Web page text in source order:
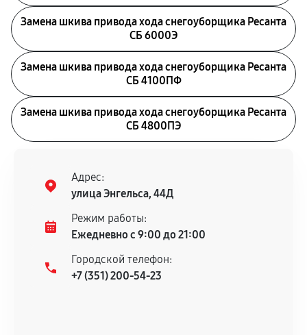
Замена шкива привода хода снегоуборщика Ресанта
СБ 6000Э
Замена шкива привода хода снегоуборщика Ресанта
СБ 4100ПФ
Замена шкива привода хода снегоуборщика Ресанта
СБ 4800ПЭ
Адрес:
улица Энгельса, 44Д
Режим работы:
Ежедневно с 9:00 до 21:00
Городской телефон:
+7 (351) 200-54-23